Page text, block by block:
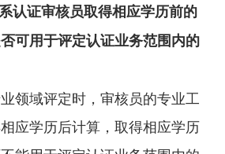
认证审核员取得相应学历前的
可用于评定认证业务范围内的
领域评定时，审核员的专业工
应学历后计算，取得相应学历